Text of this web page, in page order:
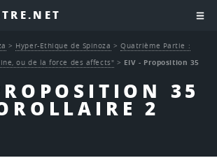
35
2
> Hyper-Ethique de Spinoza >Quatrième Partie :
ou de la force des affects" > EIV - Proposition 35